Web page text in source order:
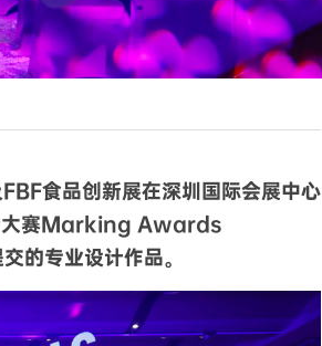
食品创新展在深圳国际会展中心
大赛Marking Awards
的专业设计作品。